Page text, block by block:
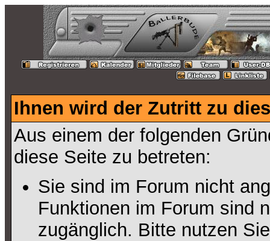
Ihnen wird der Zutritt zu
Aus einem der folgenden
diese Seite zu betreten:
Sie sind im Forum nicht
Funktionen im Forum sind
zugänglich. Bitte nutzen